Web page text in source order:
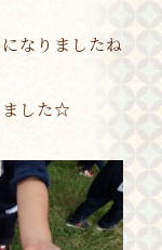
なりましたね
ました☆